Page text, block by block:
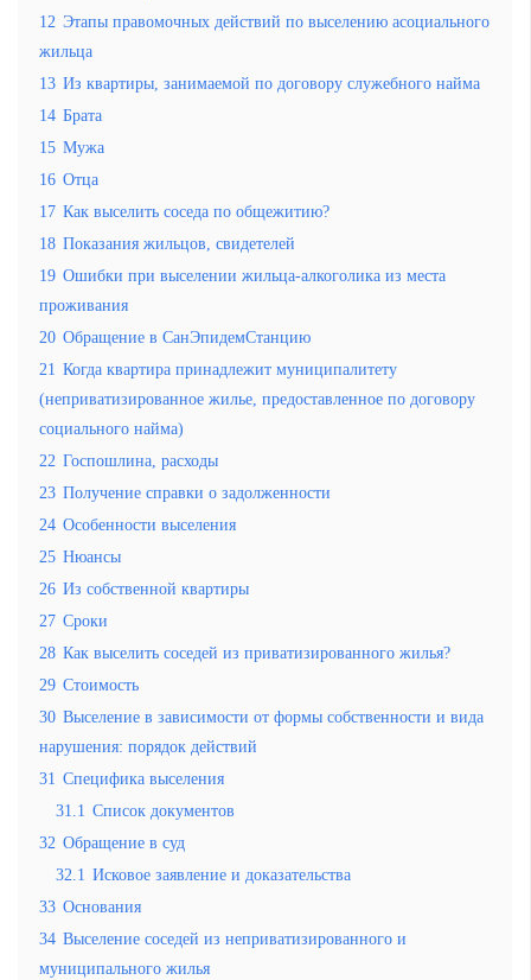
12 Этапы правомочных действий по выселению асоциального
жильца
13 Из квартиры, занимаемой по договору служебного найма
14 Брата
15 Мужа
16 Отца
17 Как выселить соседа по общежитию?
18 Показания жильцов, свидетелей
19 Ошибки при выселении жильца-алкоголика из места
проживания
20 Обращение в СанЭпидемСтанцию
21 Когда квартира принадлежит муниципалитету
(неприватизированное жилье, предоставленное по договору
социального найма)
22 Госпошлина, расходы
23 Получение справки о задолженности
24 Особенности выселения
25 Нюансы
26 Из собственной квартиры
27 Сроки
28 Как выселить соседей из приватизированного жилья?
29 Стоимость
30 Выселение в зависимости от формы собственности и вида
нарушения: порядок действий
31 Специфика выселения
31.1 Список документов
32 Обращение в суд
32.1 Исковое заявление и доказательства
33 Основания
34 Выселение соседей из неприватизированного и
муниципального жилья